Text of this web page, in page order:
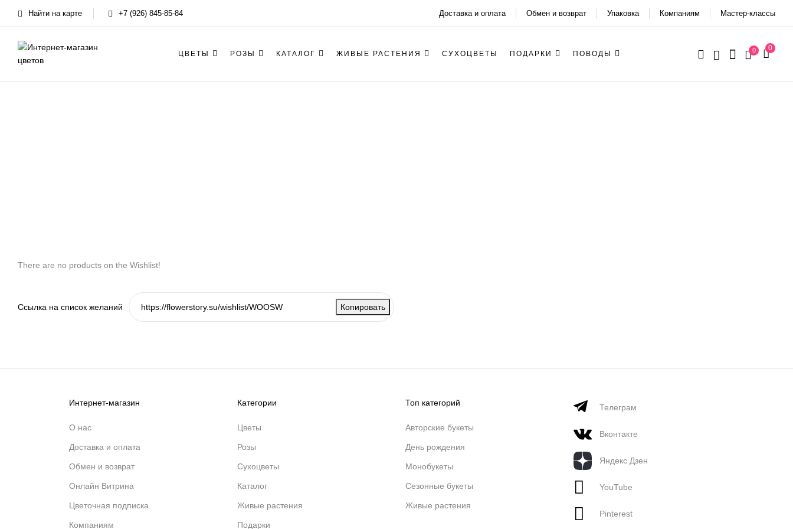
Найти на карте +7 (926) 845-85-84 Доставка и оплата Обмен и возврат Упаковка Компаниям Мастер-классы
ЦВЕТЫ РОЗЫ КАТАЛОГ ЖИВЫЕ РАСТЕНИЯ СУХОЦВЕТЫ ПОДАРКИ ПОВОДЫ 0 0
There are no products on the Wishlist!
Ссылка на список желаний Копировать
Интернет-магазин
О нас
Доставка и оплата
Обмен и возврат
Онлайн Витрина
Цветочная подписка
Компаниям
Категории
Цветы
Розы
Сухоцветы
Каталог
Живые растения
Подарки
Топ категорий
Авторские букеты
День рождения
Монобукеты
Сезонные букеты
Живые растения
Телеграм
Вконтакте
Яндекс Дзен
YouTube
Pinterest